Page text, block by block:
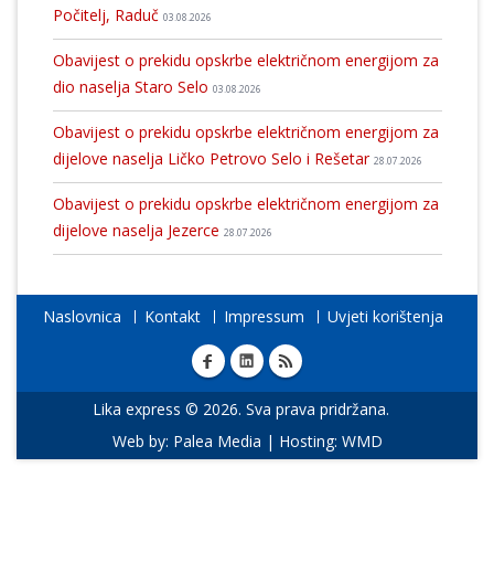
Počitelj, Raduč 03.08.2026
Obavijest o prekidu opskrbe električnom energijom za
dio naselja Staro Selo 03.08.2026
Obavijest o prekidu opskrbe električnom energijom za
dijelove naselja Ličko Petrovo Selo i Rešetar 28.07.2026
Obavijest o prekidu opskrbe električnom energijom za
dijelove naselja Jezerce 28.07.2026
Naslovnica Kontakt Impressum Uvjeti korištenja
Lika express © 2026. Sva prava pridržana.
Web by: Palea Media | Hosting: WMD